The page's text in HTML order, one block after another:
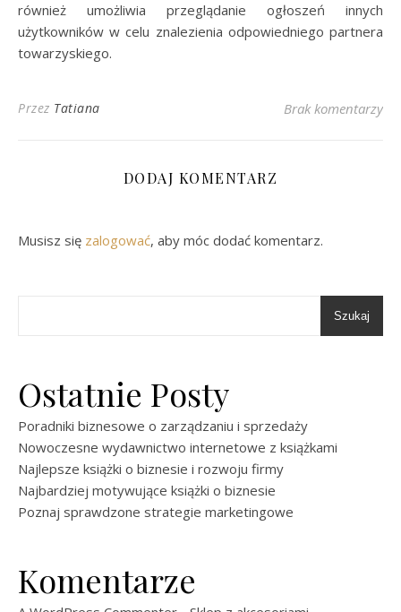
również umożliwia przeglądanie ogłoszeń innych
użytkowników w celu znalezienia odpowiedniego partnera
towarzyskiego.
Przez Tatiana Brak komentarzy
DODAJ KOMENTARZ
Musisz się zalogować, aby móc dodać komentarz.
Szukaj
Ostatnie Posty
Poradniki biznesowe o zarządzaniu i sprzedaży
Nowoczesne wydawnictwo internetowe z książkami
Najlepsze książki o biznesie i rozwoju firmy
Najbardziej motywujące książki o biznesie
Poznaj sprawdzone strategie marketingowe
Komentarze